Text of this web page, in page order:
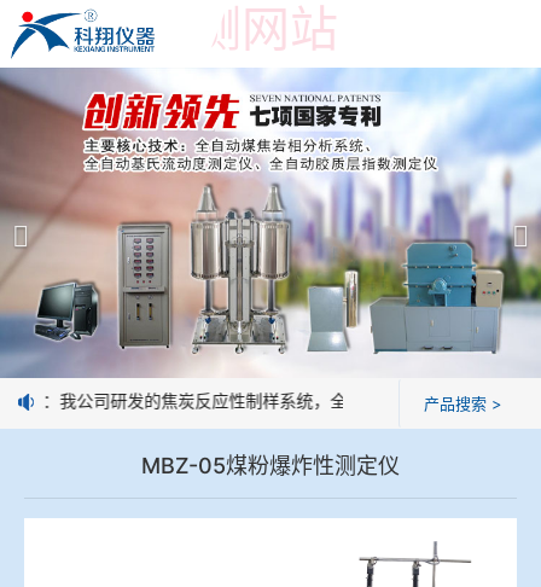
世界杯预测网站
世界杯预测网站
产品展示 ＞
焦炭高温性能检测系统
焦化行业检测及优化配煤设备
球团矿/烧结矿/块矿高温冶金性能检测系统
烧结/球团优化配矿研究设备
高炉配吹煤检测设备
公司简介
世界杯预测网站
企业业绩
技术交流
标准下载
息：我公司研发的焦炭反应性制样系统，全部制样过程机械化操作
产品搜索 >
MBZ-05煤粉爆炸性测定仪